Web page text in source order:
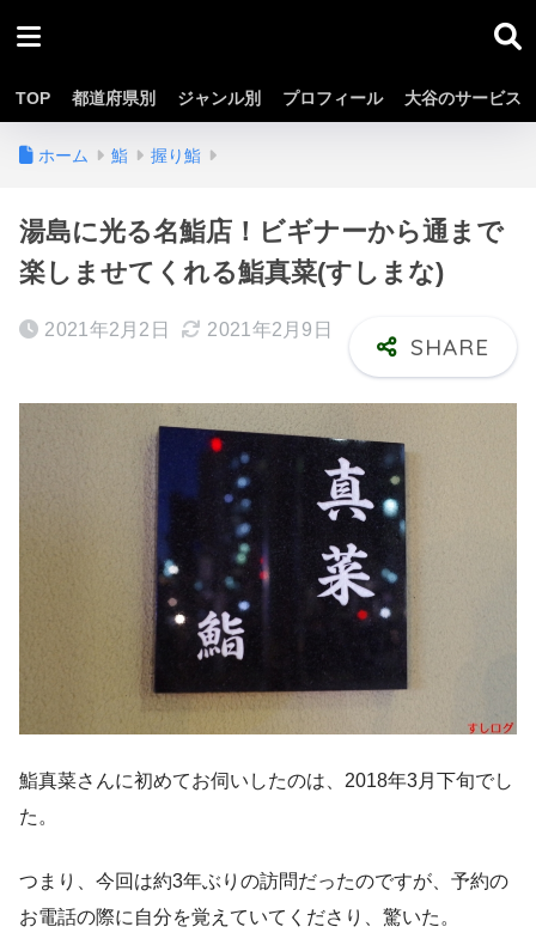
TOP 都道府県別 ジャンル別 プロフィール 大谷のサービス
ホーム 鮨 握り鮨
湯島に光る名鮨店！ビギナーから通まで
楽しませてくれる鮨真菜(すしまな)
2021年2月2日 2021年2月9日
鮨真菜さんに初めてお伺いしたのは、2018年3月下旬でし
た。
つまり、今回は約3年ぶりの訪問だったのですが、予約の
お電話の際に自分を覚えていてくださり、驚いた。